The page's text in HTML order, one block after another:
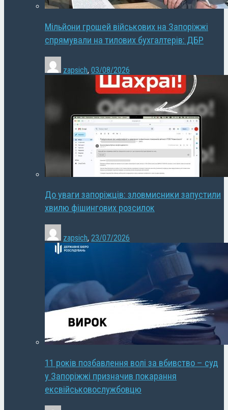
Мільйони грошей військових на Запоріжжі
спрямували на тилових бухгалтерів: ДБР
zapsich, 03/08/2026
До уваги запоріжців: зловмисники запустили
хвилю фішингових розсилок
zapsich, 23/07/2026
11 років позбавлення волі за вбивство – суд
у Запоріжжі призначив покарання
ексвійськовослужбовцю